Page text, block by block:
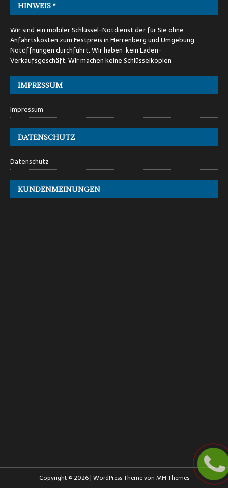
HINWEIS *
Wir sind ein mobiler Schlüssel-Notdienst der für Sie ohne
Anfahrtskosten zum Festpreis in Herrenberg und Umgebung
Notöffnungen durchführt. Wir haben kein Laden-
Verkaufsgeschäft. Wir machen keine Schlüsselkopien
IMPRESSUM
Impressum
DATENSCHUTZ
Datenschutz
KUNDENMEINUNGEN
Copyright © 2026 | WordPress Theme von MH Themes